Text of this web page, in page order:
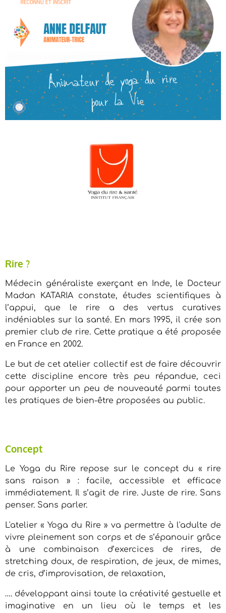
Rire ?
Médecin généraliste exerçant en Inde, le Docteur
Madan KATARIA constate, études scientifiques à
l’appui, que le rire a des vertus curatives
indéniables sur la santé. En mars 1995, il crée son
premier club de rire. Cette pratique a été proposée
en France en 2002.
Le but de cet atelier collectif est de faire découvrir
cette discipline encore très peu répandue, ceci
pour apporter un peu de nouveauté parmi toutes
les pratiques de bien-être proposées au public.
Concept
Le Yoga du Rire repose sur le concept du « rire
sans raison » : facile, accessible et efficace
immédiatement. Il s’agit de rire. Juste de rire. Sans
penser. Sans parler.
L'atelier « Yoga du Rire » va permettre à l'adulte de
vivre pleinement son corps et de s’épanouir grâce
à une combinaison d’exercices de rires, de
stretching doux, de respiration, de jeux, de mimes,
de cris, d’improvisation, de relaxation,
…. développant ainsi toute la créativité gestuelle et
imaginative en un lieu où le temps et les